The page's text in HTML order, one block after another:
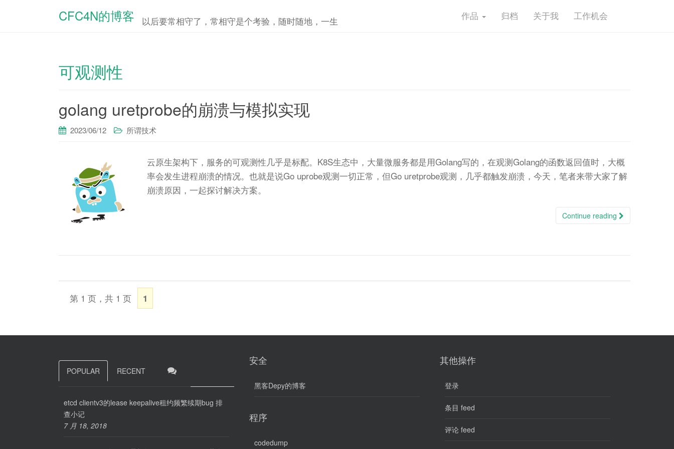
CFC4N的博客 以后要常相守了，常相守是个考验，随时随地，一生 作品 归档 关于我 工作机会
可观测性
golang uretprobe的崩溃与模拟实现
2023/06/12 所谓技术
云原生架构下，服务的可观测性几乎是标配。K8S生态中，大量微服务都是用Golang写的，在观测Golang的函数返回值时，大概
率会发生进程崩溃的情况。也就是说Go uprobe观测一切正常，但Go uretprobe观测，几乎都触发崩溃，今天，笔者来带大家了解
崩溃原因，一起探讨解决方案。
Continue reading
第 1 页，共 1 页 1
POPULAR RECENT
etcd clientv3的lease keepalive租约频繁续期bug 排
查小记
7 月 18, 2018
安全
黑客Depy的博客
程序
codedump
其他操作
登录
条目 feed
评论 feed